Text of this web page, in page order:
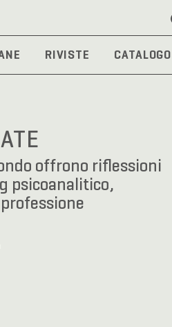
RIVISTE CATALOGO
offrono riflessioni
psicoanalitico,